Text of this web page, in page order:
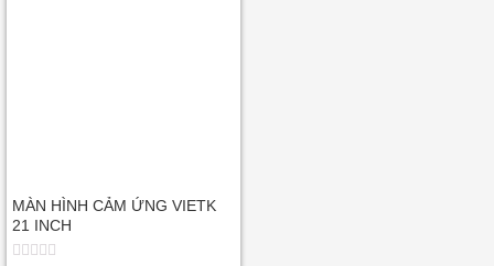
MÀN HÌNH CẢM ỨNG VIETK
21 INCH